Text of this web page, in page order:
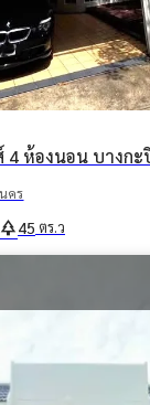
คร
park45 ตร.ว